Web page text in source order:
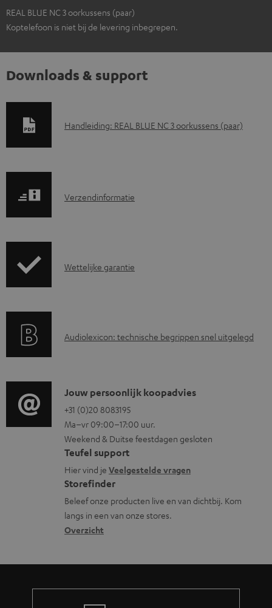
REAL BLUE NC 3 oorkussens (paar)
Koptelefoon is niet bij de levering inbegrepen.
Downloads & support
D
l
d
m
t
e
n
Handleiding: REAL BLUE NC 3 oorkussens (paar)
V
e
n
r
m
a
t
i
e
Verzendinformatie
G
n
e
i
n
f
o
r
m
a
Wettelijke garantie
A
i
o
g
l
o
s
s
a
r
Audiolexicon: technische begrippen snel uitgelegd
C
o
n
t
a
c
t
i
n
r
Jouw persoonlijk koopadvies
+31 (0)20 8083195
Ma–vr 09:00–17:00 uur.
Weekend & Duitse feestdagen gesloten
Teufel support
Hier vind je Veelgestelde vragen
Storefinder
Beleef onze producten live en van dichtbij. Kom
langs in een van onze stores.
Overzicht